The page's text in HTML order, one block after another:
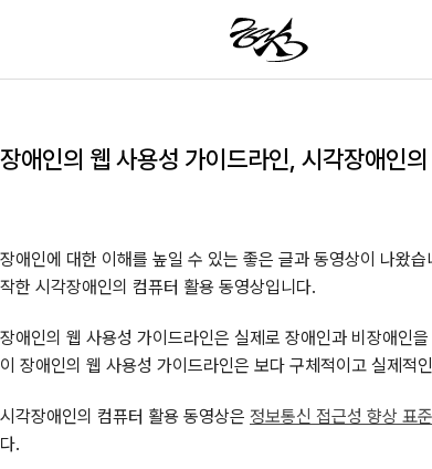
장애인의 웹 사용성 가이드라인, 시각장애인
장애인에 대한 이해를 높일 수 있는 좋은 글과 동영상이 나왔
작한 시각장애인의 컴퓨터 활용 동영상입니다.
장애인의 웹 사용성 가이드라인은 실제로 장애인과 비장애인
이 장애인의 웹 사용성 가이드라인은 보다 구체적이고 실제적
시각장애인의 컴퓨터 활용 동영상은 정보통신 접근성 향상 표
다.